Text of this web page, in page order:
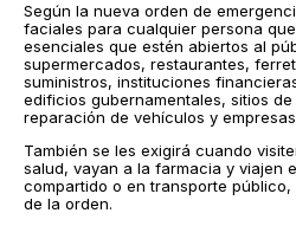
Según la nueva orden de
faciales para cualquier persona
esenciales que estén abiertos al
supermercados, restaurantes,
suministros, instituciones
edificios gubernamentales, sitios
reparación de vehículos y
También se les exigirá cuando
salud, vayan a la farmacia y viajen
compartido o en transporte
de la orden.